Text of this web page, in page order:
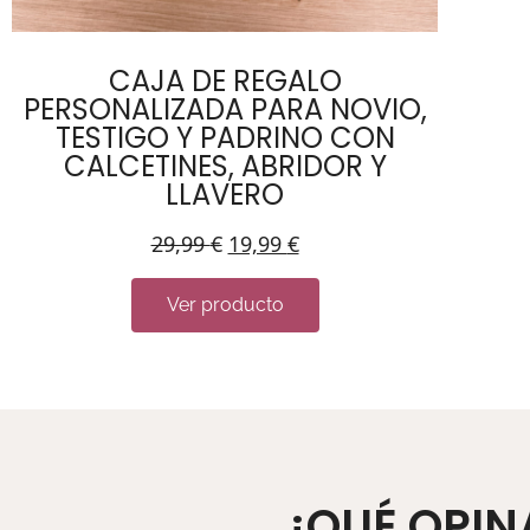
CAJA DE REGALO
PERSONALIZADA PARA NOVIO,
TESTIGO Y PADRINO CON
CALCETINES, ABRIDOR Y
LLAVERO
29,99€ 19,99 €
Ver producto